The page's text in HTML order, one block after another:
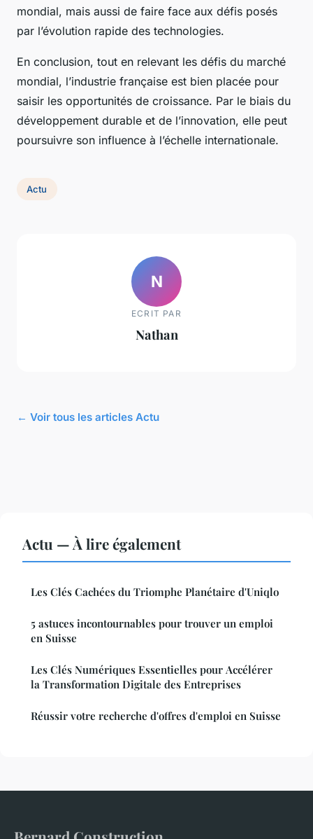
mondial, mais aussi de faire face aux défis posés
par l’évolution rapide des technologies.
En conclusion, tout en relevant les défis du marché
mondial, l’industrie française est bien placée pour
saisir les opportunités de croissance. Par le biais du
développement durable et de l’innovation, elle peut
poursuivre son influence à l’échelle internationale.
Actu
N
ECRIT PAR
Nathan
← Voir tous les articles Actu
Actu — À lire également
Les Clés Cachées du Triomphe Planétaire d'Uniqlo
5 astuces incontournables pour trouver un emploi
en Suisse
Les Clés Numériques Essentielles pour Accélérer
la Transformation Digitale des Entreprises
Réussir votre recherche d'offres d'emploi en Suisse